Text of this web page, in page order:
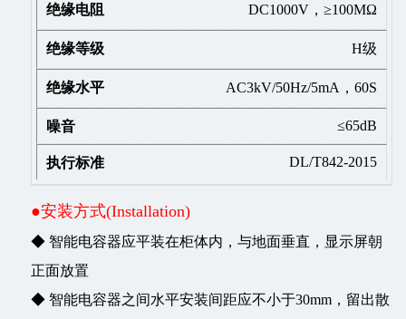
DC1000V，≥100MΩ
H级
AC3kV/50Hz/5mA，60S
≤65dB
DL/T842-2015
●安装方式(Installation)
◆ 智能电容器应平装在柜体内，与地面垂直，显示屏朝
正面放置
◆ 智能电容器之间水平安装间距应不小于30mm，留出散